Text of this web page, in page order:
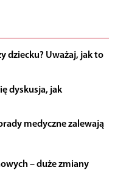
dziecku? Uważaj, jak to
dyskusja, jak
medyczne zalewają
– duże zmiany